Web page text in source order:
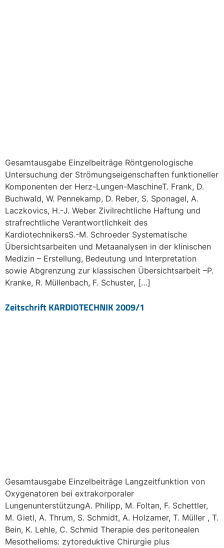
Gesamtausgabe Einzelbeiträge Röntgenologische
Untersuchung der Strömungseigenschaften funktioneller
Komponenten der Herz-Lungen-MaschineT. Frank, D.
Buchwald, W. Pennekamp, D. Reber, S. Sponagel, A.
Laczkovics, H.-J. Weber Zivilrechtliche Haftung und
strafrechtliche Verantwortlichkeit des
KardiotechnikersS.-M. Schroeder Systematische
Übersichtsarbeiten und Metaanalysen in der klinischen
Medizin – Erstellung, Bedeutung und Interpretation
sowie Abgrenzung zur klassischen Übersichtsarbeit –P.
Kranke, R. Müllenbach, F. Schuster, […]
Zeitschrift KARDIOTECHNIK 2009/1
Gesamtausgabe Einzelbeiträge Langzeitfunktion von
Oxygenatoren bei extrakorporaler
LungenunterstützungA. Philipp, M. Foltan, F. Schettler,
M. Gietl, A. Thrum, S. Schmidt, A. Holzamer, T. Müller , T.
Bein, K. Lehle, C. Schmid Therapie des peritonealen
Mesothelioms: zytoreduktive Chirurgie plus